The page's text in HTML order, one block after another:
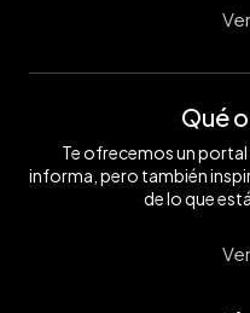
Qué
Te ofrecemos un
informa, pero también
de lo que